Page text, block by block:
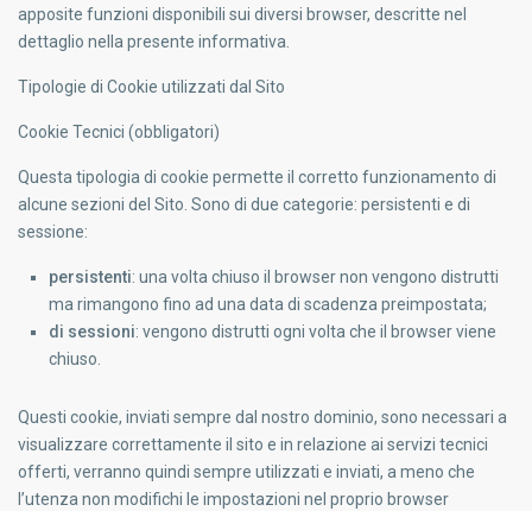
apposite funzioni disponibili sui diversi browser, descritte nel
dettaglio nella presente informativa.
Tipologie di Cookie utilizzati dal Sito
Cookie Tecnici (obbligatori)
Questa tipologia di cookie permette ilcorretto funzionamento di
alcune sezioni del Sito . Sono di due categorie: persistenti e di
sessione:
persistenti: una volta chiuso il browser non vengono distrutti
ma rimangono fino ad una data di scadenza preimpostata;
di sessioni: vengono distrutti ogni volta che il browser viene
chiuso.
Questi cookie, inviati sempre dal nostro dominio,sono necessari a
visualizzare correttamente il sito e in relazione ai servizi tecnici
offerti, verranno quindisempre utilizzati e inviati, a meno che
l’utenza non modifichi le impostazioni nel proprio browser